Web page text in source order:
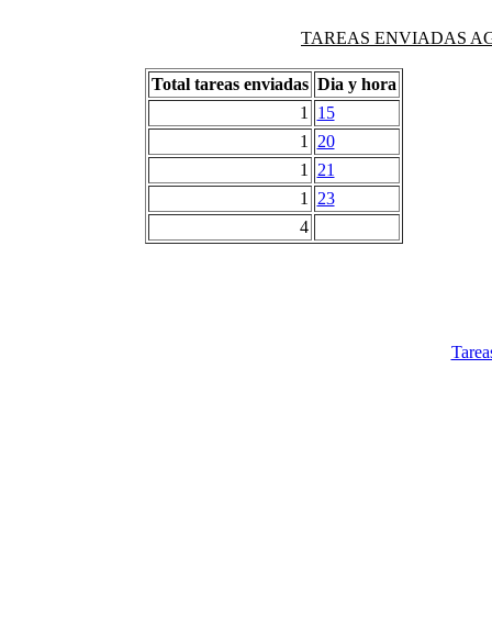
TAREAS ENVIADAS
Total tareas enviadas Dia y hora
1
15
1
20
1
21
1
23
4